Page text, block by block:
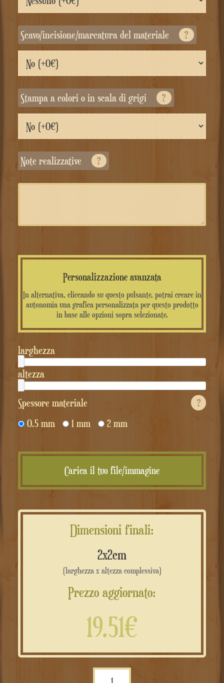
Scavo/incisione/marcatura del materiale ?
Stampa a colori o in scala di grigi ?
Note realizzative ?
Personalizzazione avanzata
In alternativa, cliccando su questo pulsante, potrai creare in
autonomia una grafica personalizzata per questo prodotto
in base alle opzioni sopra selezionate.
larghezza
altezza
Spessore materiale
?
0.5 mm
1 mm 2 mm
Carica il tuo file/immagine
Dimensioni finali:
2x2cm
(larghezza x altezza complessiva)
Prezzo aggiornato:
19.51€